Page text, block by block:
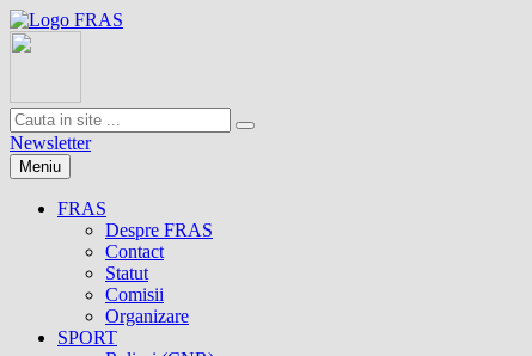
Newsletter
Meniu
FRAS
Despre FRAS
Contact
Statut
Comisii
Organizare
SPORT